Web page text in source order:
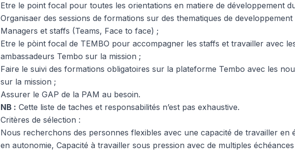
Etre le point focal pour toutes les orientations en matiere de développement
Organisaer des sessions de formations sur des thematiques de
Managers et staffs (Teams, Face to face) ;
Etre le pòint focal de TEMBO pour accompagner les staffs et travailler avec
ambassadeurs Tembo sur la mission ;
Faire le suivi des formations obligatoires sur la plateforme Tembo avec les
sur la mission ;
Assurer le GAP de la PAM au besoin.
NB : Cette liste de taches et responsabilités n’est pas exhaustive.
Critères de sélection :
Nous recherchons des personnes flexibles avec une capacité de travailler en
en autonomie, Capacité à travailler sous pression avec de multiples